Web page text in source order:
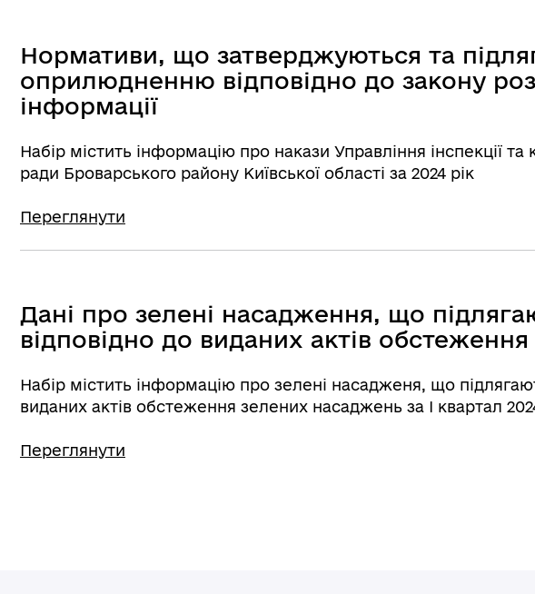
Нормативи, що затверджуються та
оприлюдненню відповідно до закону
інформації
Набір містить інформацію про накази Управління інспекції
ради Броварського району Київської області за 2024 рік
Переглянути
Дані про зелені насадження, що
відповідно до виданих актів
Набір містить інформацію про зелені насадженя, що
виданих актів обстеження зелених насаджень за І квартал
Переглянути